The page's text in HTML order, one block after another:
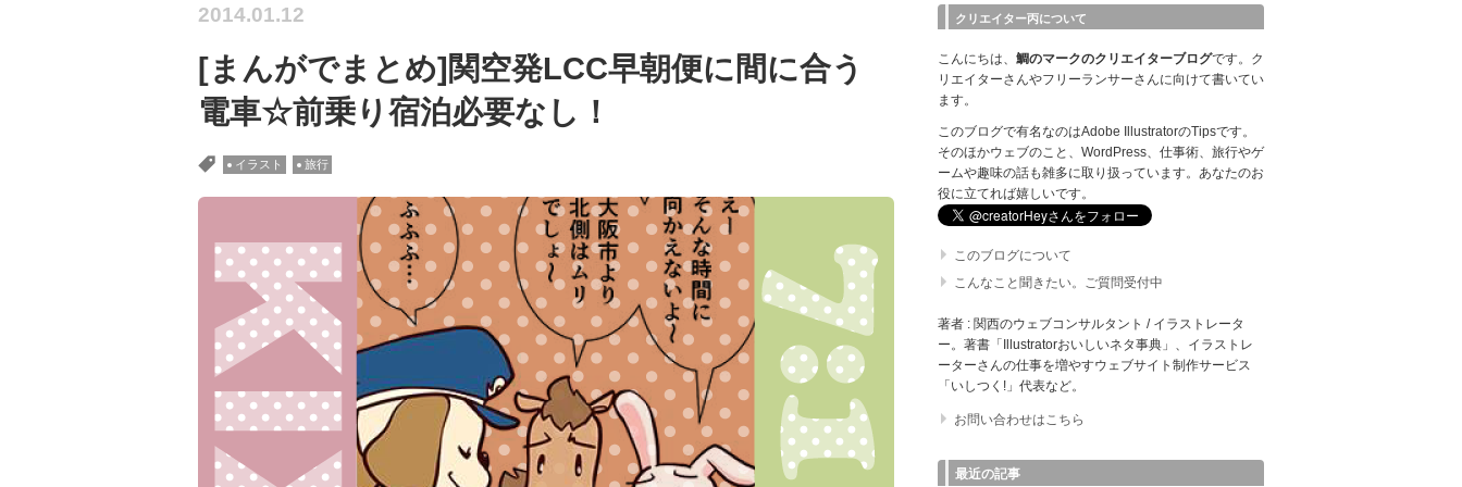
2014.01.12
[まんがでまとめ]関空発LCC早朝便に間に合う
電車☆前乗り宿泊必要なし！
イラスト 旅行
クリエイター丙について
こんにちは、 鯛のマークのクリエイターブログです。ク
リエイターさんやフリーランサーさんに向けて書いてい
ます。
このブログで有名なのはAdobe IllustratorのTipsです。
そのほかウェブのこと、WordPress、仕事術、旅行やゲ
ームや趣味の話も雑多に取り扱っています。あなたのお
役に立てれば嬉しいです。
このブログについて
こんなこと聞きたい。ご質問受付中
著者 : 関西のウェブコンサルタント / イラストレータ
ー。著書「Illustratorおいしいネタ事典」、イラストレ
ーターさんの仕事を増やすウェブサイト制作サービス
「いしつく!」代表など。
お問い合わせはこちら
最近の記事